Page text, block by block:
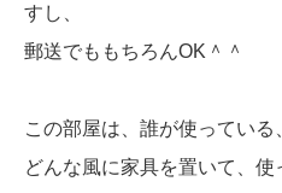
すし、
郵送でももちろんOK＾＾
この部屋は、誰が使っている
どんな風に家具を置いて、